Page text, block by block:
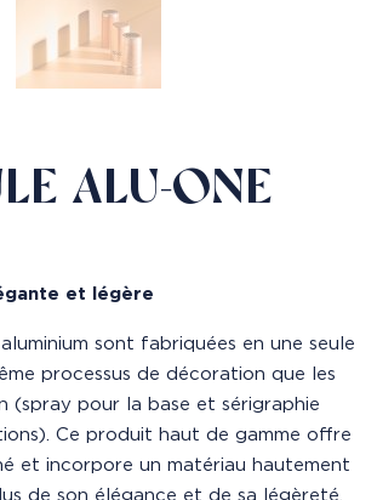
ALU-ONE
et légère
sont fabriquées en une seule
processus de décoration que les
(spray pour la base et sérigraphie
Ce produit haut de gamme offre
et incorpore un matériau hautement
de son élégance et de sa légèreté,